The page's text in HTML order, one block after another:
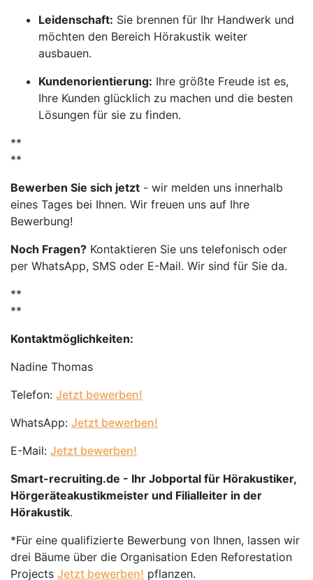
Leidenschaft: Sie brennen für Ihr Handwerk und
möchten den Bereich Hörakustik weiter
ausbauen.
Kundenorientierung: Ihre größte Freude ist es,
Ihre Kunden glücklich zu machen und die besten
Lösungen für sie zu finden.
**
**
Bewerben Sie sich jetzt - wir melden uns innerhalb
eines Tages bei Ihnen. Wir freuen uns auf Ihre
Bewerbung!
Noch Fragen? Kontaktieren Sie uns telefonisch oder
per WhatsApp, SMS oder E-Mail. Wir sind für Sie da.
**
**
Kontaktmöglichkeiten:
Nadine Thomas
Telefon: Jetzt bewerben!
WhatsApp: Jetzt bewerben!
E-Mail: Jetzt bewerben!
Smart-recruiting.de - Ihr Jobportal für Hörakustiker,
Hörgeräteakustikmeister und Filialleiter in der
Hörakustik.
*Für eine qualifizierte Bewerbung von Ihnen, lassen wir
drei Bäume über die Organisation Eden Reforestation
Projects Jetzt bewerben! pflanzen.